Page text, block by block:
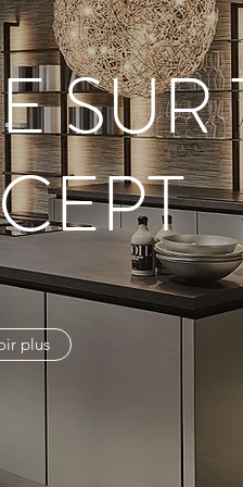
SUR
plus